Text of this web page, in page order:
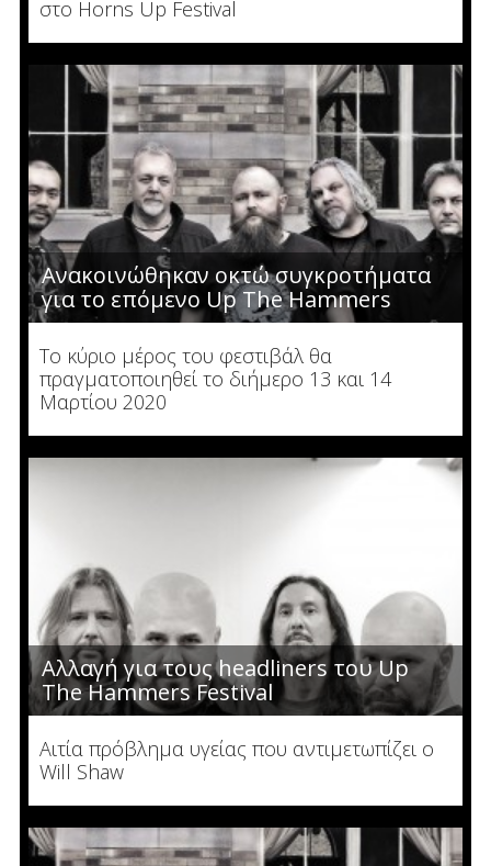
στο Horns Up Festival
Ανακοινώθηκαν οκτώ συγκροτήματα
για το επόμενο Up The Hammers
Το κύριο μέρος του φεστιβάλ θα
πραγματοποιηθεί το διήμερο 13 και 14
Μαρτίου 2020
Αλλαγή για τους headliners του Up
The Hammers Festival
Αιτία πρόβλημα υγείας που αντιμετωπίζει ο
Will Shaw